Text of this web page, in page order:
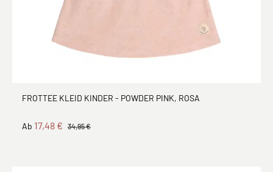
FROTTEE KLEID KINDER - POWDER PINK, ROSA
Ab 17,48 € 34,95 €